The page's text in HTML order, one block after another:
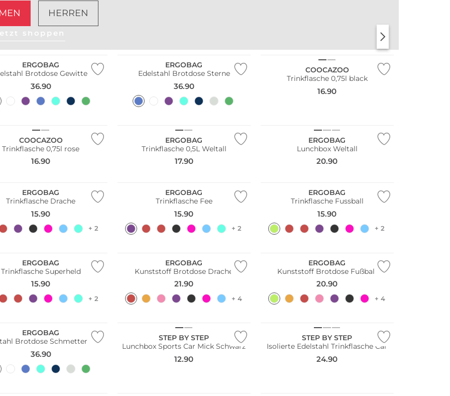
HERREN
shoppen
ERGOBAG
Brotdose Gewitter
36.90
ERGOBAG
Edelstahl Brotdose Sterne
36.90
COOCAZOO
Trinkflasche 0,75l black
16.90
COOCAZOO
Trinkflasche 0,75l rose
16.90
ERGOBAG
Trinkflasche 0,5L Weltall
17.90
ERGOBAG
Lunchbox Weltall
20.90
ERGOBAG
Trinkflasche Drache
15.90
+ 2
ERGOBAG
Trinkflasche Fee
15.90
+ 2
ERGOBAG
Trinkflasche Fussball
15.90
+ 2
ERGOBAG
Trinkflasche Superheld
15.90
+ 2
ERGOBAG
Kunststoff Brotdose Drache
21.90
+ 4
ERGOBAG
Kunststoff Brotdose Fußball
20.90
+ 4
ERGOBAG
Brotdose Schmetterling
36.90
STEP BY STEP
Lunchbox Sports Car Mick Schwarz
12.90
STEP BY STEP
Isolierte Edelstahl Trinkflasche Car
24.90